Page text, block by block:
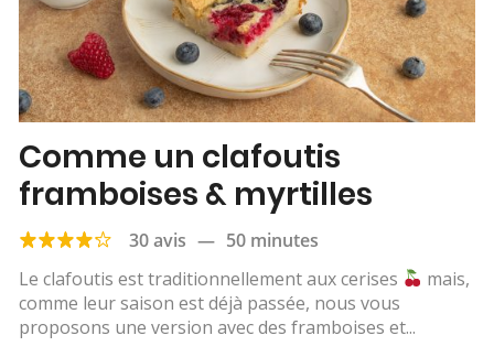
Comme un clafoutis
framboises & myrtilles
30 avis — 50 minutes
Le clafoutis est traditionnellement aux cerises
mais,
comme leur saison est déjà passée, nous vous
proposons une version avec des framboises et...